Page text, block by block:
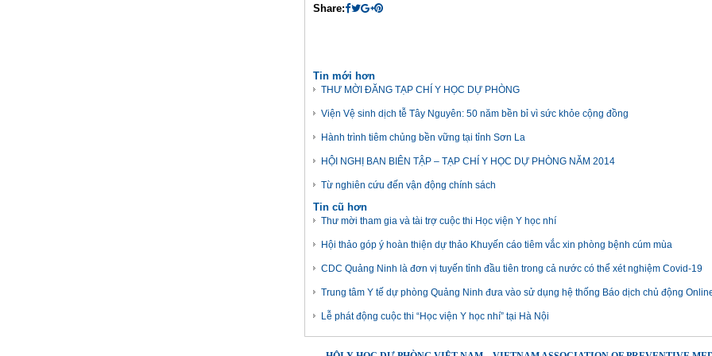
Share:
Tin mới hơn
THƯ MỜI ĐĂNG TẠP CHÍ Y HỌC DỰ PHÒNG
Viện Vệ sinh dịch tễ Tây Nguyên: 50 năm bền bỉ vì sức khỏe cộng đồng
Hành trình tiêm chủng bền vững tại tỉnh Sơn La
HỘI NGHỊ BAN BIÊN TẬP – TẠP CHÍ Y HỌC DỰ PHÒNG NĂM 2014
Từ nghiên cứu đến vận động chính sách
Tin cũ hơn
Thư mời tham gia và tài trợ cuộc thi Học viện Y học nhí
Hội thảo góp ý hoàn thiện dự thảo Khuyến cáo tiêm vắc xin phòng bệnh cúm mùa
CDC Quảng Ninh là đơn vị tuyến tỉnh đầu tiên trong cả nước có thể xét nghiệm Covid-19
Trung tâm Y tế dự phòng Quảng Ninh đưa vào sử dụng hệ thống Báo dịch chủ động
Lễ phát động cuộc thi “Học viện Y học nhí” tại Hà Nội